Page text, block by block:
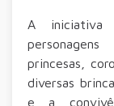
A iniciativa
princesas,
diversas
e a